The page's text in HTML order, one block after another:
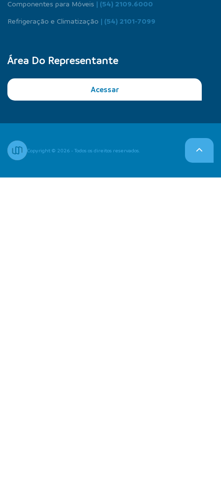
Componentes para Móveis | (54) 2109.6000
Refrigeração e Climatização | (54) 2101-7099
Área Do Representante
Acessar
Copyright © 2026 - Todos os direitos reservados.